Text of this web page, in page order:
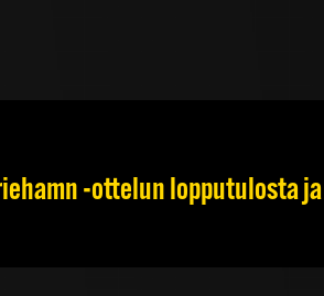
-ottelun lopputulosta